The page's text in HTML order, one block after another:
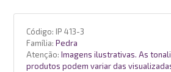
Código: IP 413-3
Família: Pedra
Atenção:Imagens ilustrativas. As
produtos podem variar das